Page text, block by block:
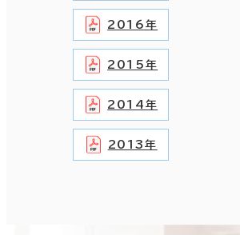
2016年
2015年
2014年
2013年